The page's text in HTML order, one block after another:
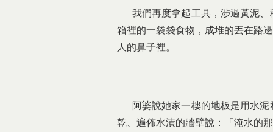
我們再度拿起工具，涉過黃泥、
箱裡的一袋袋食物，成堆的丟在路
人的鼻子裡。
阿婆說她家一樓的地板是用水泥
乾、遍佈水漬的牆壁說：「淹水的